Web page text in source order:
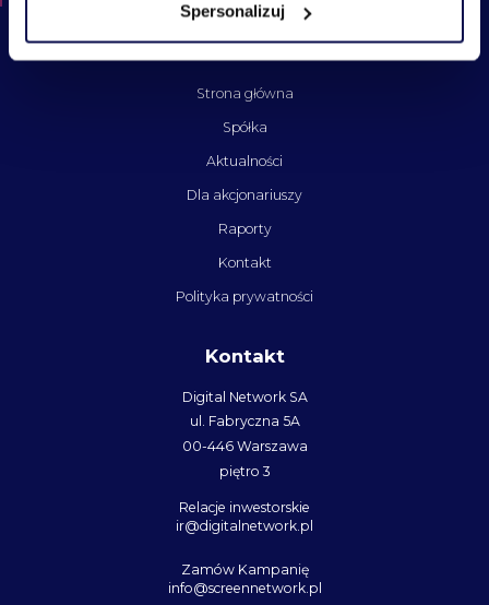
Spersonalizuj
Strona główna
Spółka
Aktualności
Dla akcjonariuszy
Raporty
Kontakt
Polityka prywatności
Kontakt
Digital Network SA
ul. Fabryczna 5A
00-446 Warszawa
piętro 3
Relacje inwestorskie
ir@digitalnetwork.pl
Zamów Kampanię
info@screennetwork.pl